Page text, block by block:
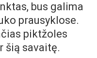
bus galima
prausyklose.
piktžoles
šią savaitę.